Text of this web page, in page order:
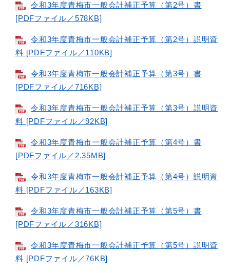
令和3年度青梅市一般会計補正予算（第2号）書
[PDFファイル／578KB]
令和3年度青梅市一般会計補正予算（第2号）説明資
料 [PDFファイル／110KB]
令和3年度青梅市一般会計補正予算（第3号）書
[PDFファイル／716KB]
令和3年度青梅市一般会計補正予算（第3号）説明資
料 [PDFファイル／92KB]
令和3年度青梅市一般会計補正予算（第4号）書
[PDFファイル／2.35MB]
令和3年度青梅市一般会計補正予算（第4号）説明資
料 [PDFファイル／163KB]
令和3年度青梅市一般会計補正予算（第5号）書
[PDFファイル／316KB]
令和3年度青梅市一般会計補正予算（第5号）説明資
料 [PDFファイル／76KB]